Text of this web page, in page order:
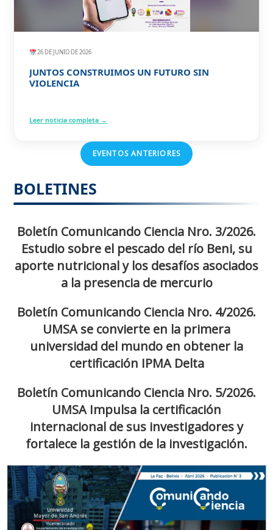
26 DE JUNIO DE 2026
JUNTOS CONSTRUIMOS UN FUTURO SIN
VIOLENCIA
Leer noticia completa →
EVENTOS ANTERIORES
BOLETINES
Boletín Comunicando Ciencia Nro. 3/2026.
Estudio sobre el pescado del río Beni, su
aporte nutricional y los desafíos asociados
a la presencia de mercurio
Boletín Comunicando Ciencia Nro. 4/2026.
UMSA se convierte en la primera
universidad del mundo en obtener la
certificación IPMA Delta
Boletín Comunicando Ciencia Nro. 5/2026.
UMSA Impulsa la certificación
internacional de sus investigadores y
fortalece la gestión de la investigación.